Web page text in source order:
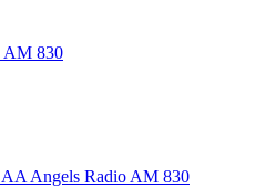
AM 830
Angels Radio AM 830